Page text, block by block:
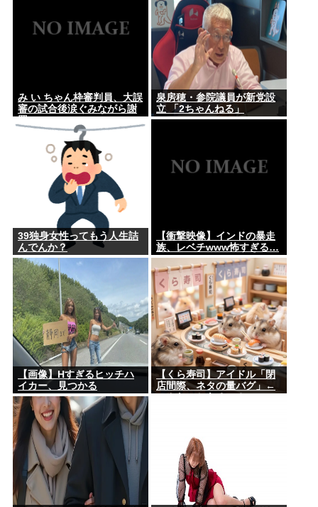
み い ちゃん枠審判員、大誤
審の試合後涙ぐみながら謝
泉房穂・参院議員が新党設
立 「2ちゃんねる」
39独身女性ってもう人生詰
んでんか？
【衝撃映像】インドの暴走
族、レベチwww怖すぎる…
【画像】Hすぎるヒッチハ
イカー、見つかる
【くら寿司】アイドル「閉
店間際、ネタの量バグ」←